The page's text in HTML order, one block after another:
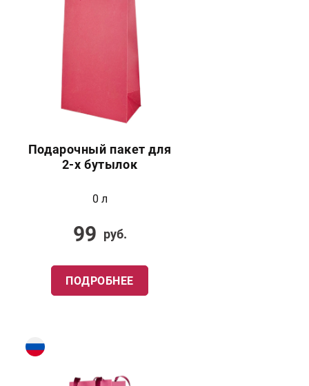
Подарочный пакет для
2-х бутылок
0 л
99 руб.
ПОДРОБНЕЕ